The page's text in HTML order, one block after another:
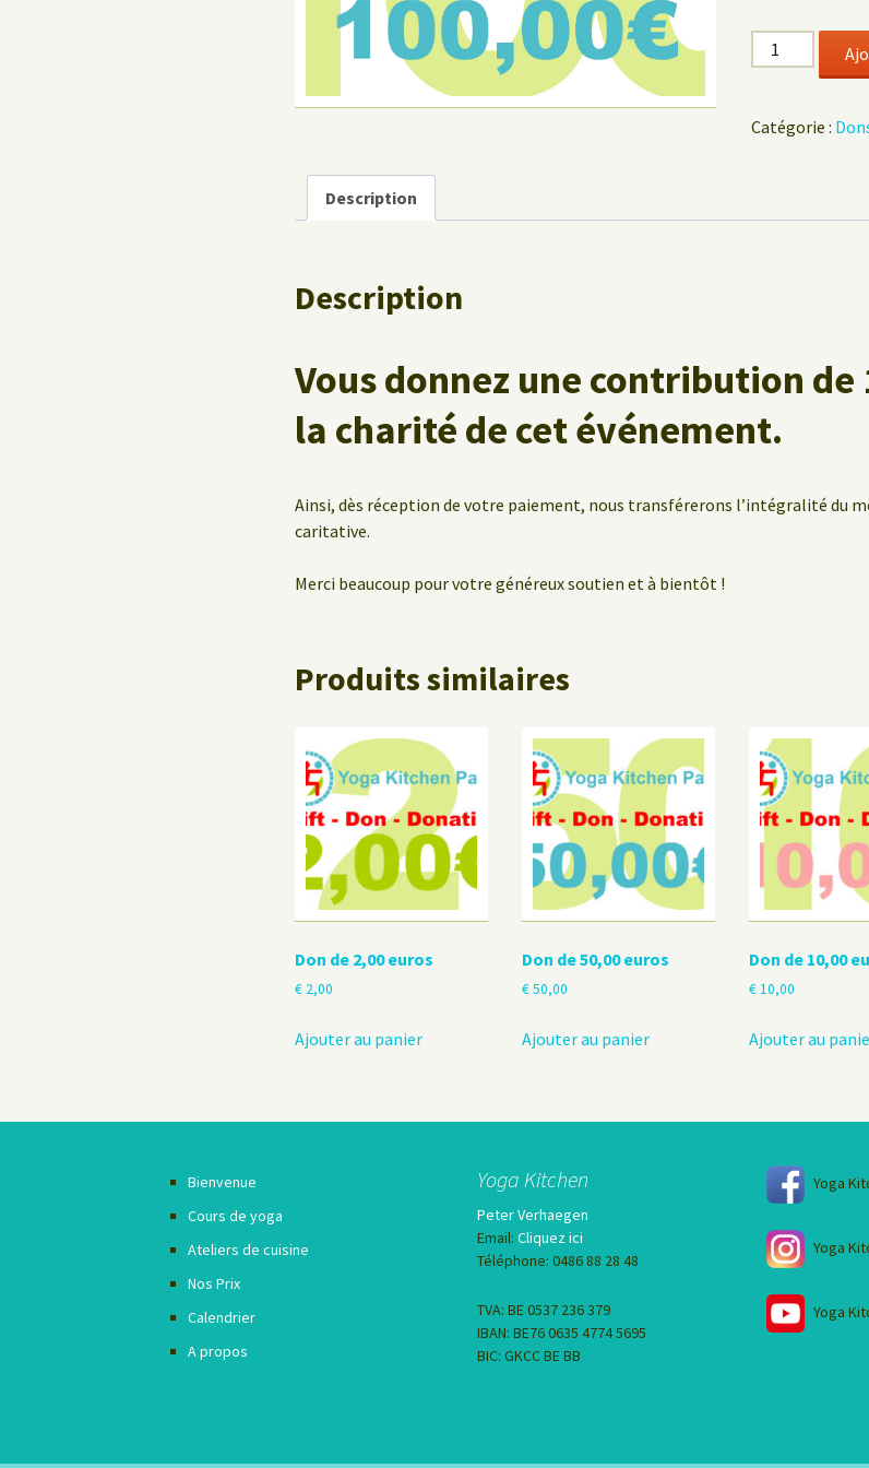
quantité
de
de
Catégorie :
Description
Description
Vous donnez une contribution de
la charité de cet événement.
Ainsi, dès réception de votre paiement, nous transférerons l’intégralité du
caritative.
Merci beaucoup pour votre généreux soutien et à bientôt !
Produits similaires
Don de 2,00 euros
€ 2,00
Ajouter au panier
Don de 50,00 euros
€50,00
Ajouter au panier
Don de 10,00
€10,00
Ajouter au
Bienvenue
Cours de yoga
Ateliers de cuisine
Nos Prix
Calendrier
A propos
Yoga Kitchen
Peter Verhaegen
Email: Cliquez ici
Téléphone: 0486 88 28 48
TVA: BE 0537 236 379
IBAN: BE76 0635 4774 5695
BIC: GKCC BE BB
Yoga
Yoga
Yoga